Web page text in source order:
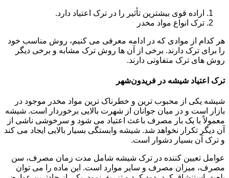
اراده قوی بیشترین تأثیر را در ترک اعتیاد دارد.
ترک انواع مواد مخدر
هر کدام از موادی که در ادامه معرفی می کنیم، روش مناسب خود
را برای ترک دارند. برخی از آن ها روش ترک مشابه و برخی دیگر
روش های ترک متفاوتی دارند.
ترک اعتیاد شیشه در فریدون‌شهر
شیشه یکی از محبوب ترین و خطرناک ترین مواد مخدر موجود در
بازار است و در میان جوانان از شهرت بالایی برخوردار است. شیشه
معمولاً با یک بار مصرف باعث اعتیاد می شود و سرخوشی ناشی از
آن دیگر تکرار نخواهد شد. شیشه وابستگی بسیار بالایی ایجاد می کند
و ترک آن بسیار دشوار است.
عوامل تعیین کننده در ترک شیشه شامل مدت زمان مصرف، سن
مصرف، میزان مصرف و سایر موارد است. این ماده را می توان